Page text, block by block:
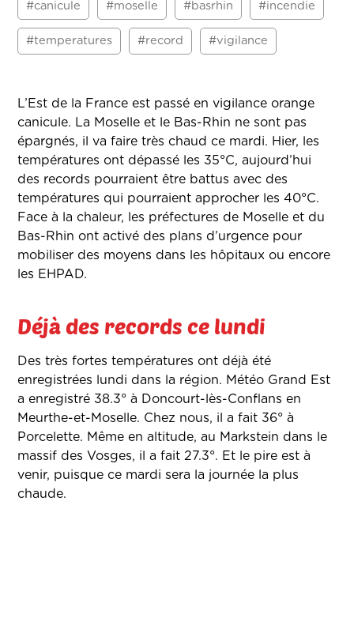
#canicule #moselle #basrhin #incendie
#temperatures #record #vigilance
L’Est de la France est passé en vigilance orange
canicule. La Moselle et le Bas-Rhin ne sont pas
épargnés, il va faire très chaud ce mardi. Hier, les
températures ont dépassé les 35°C, aujourd’hui
des records pourraient être battus avec des
températures qui pourraient approcher les 40°C.
Face à la chaleur, les préfectures de Moselle et du
Bas-Rhin ont activé des plans d’urgence pour
mobiliser des moyens dans les hôpitaux ou encore
les EHPAD.
Déjà des records ce lundi
Des très fortes températures ont déjà été
enregistrées lundi dans la région. Météo Grand Est
a enregistré 38.3° à Doncourt-lès-Conflans en
Meurthe-et-Moselle. Chez nous, il a fait 36° à
Porcelette. Même en altitude, au Markstein dans le
massif des Vosges, il a fait 27.3°. Et le pire est à
venir, puisque ce mardi sera la journée la plus
chaude.